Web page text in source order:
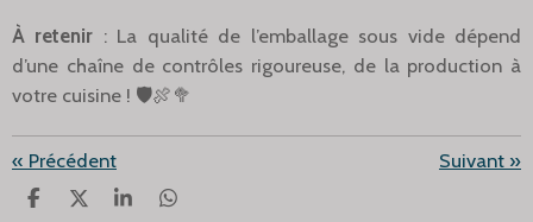
À retenir : La qualité de l’emballage sous vide dépend
d’une chaîne de contrôles rigoureuse, de la production à
votre cuisine ! 🛡️🍖🥦
« Précédent Suivant »
P
P
P
P